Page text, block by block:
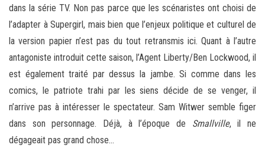
dans la série TV. Non pas parce que les scénaristes ont choisi de
l’adapter à Supergirl, mais bien que l’enjeux politique et culturel de
la version papier n’est pas du tout retransmis ici. Quant à l’autre
antagoniste introduit cette saison, l’Agent Liberty/Ben Lockwood, il
est également traité par dessus la jambe. Si comme dans les
comics, le patriote trahi par les siens décide de se venger, il
n’arrive pas à intéresser le spectateur. Sam Witwer semble figer
dans son personnage. Déjà, à l’époque de Smallville, il ne
dégageait pas grand chose…